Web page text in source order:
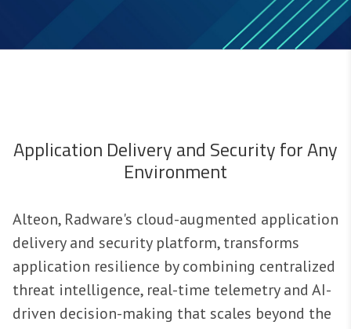
Application Delivery and Security for Any
Environment
Alteon, Radware's cloud-augmented application
delivery and security platform, transforms
application resilience by combining centralized
threat intelligence, real-time telemetry and AI-
driven decision-making that scales beyond the